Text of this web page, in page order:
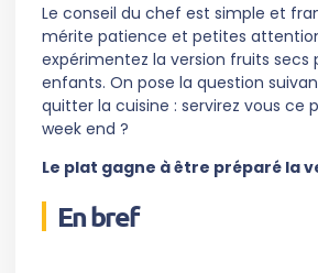
Le conseil du chef est simple et
mérite patience et petites
expérimentez la version fruits secs
enfants. On pose la question
quitter la cuisine : servirez vous ce
week end ?
Le plat gagne à être préparé la
En bref